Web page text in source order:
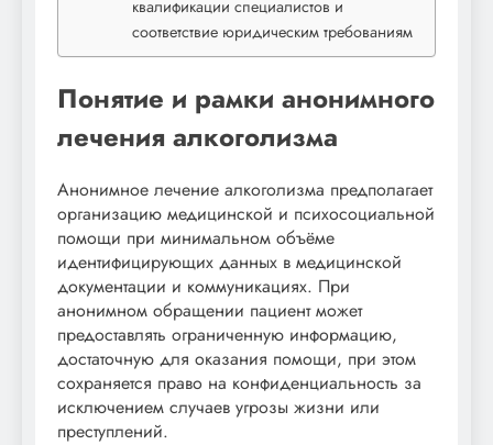
квалификации специалистов и
соответствие юридическим требованиям
Понятие и рамки анонимного
лечения алкоголизма
Анонимное лечение алкоголизма предполагает
организацию медицинской и психосоциальной
помощи при минимальном объёме
идентифицирующих данных в медицинской
документации и коммуникациях. При
анонимном обращении пациент может
предоставлять ограниченную информацию,
достаточную для оказания помощи, при этом
сохраняется право на конфиденциальность за
исключением случаев угрозы жизни или
преступлений.